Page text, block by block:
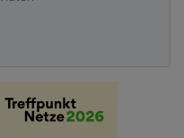
der AZV
das in vier großen
gewonnen und im